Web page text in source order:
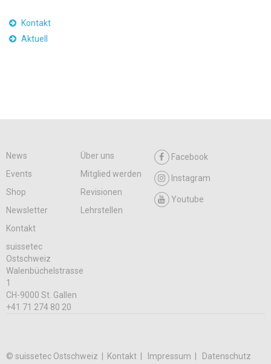
Kontakt
Aktuell
News
Über uns
Events
Mitglied werden
Shop
Revisionen
Newsletter
Lehrstellen
Kontakt
Facebook
Instagram
Youtube
suissetec
Ostschweiz
Walenbüchelstrasse
1
CH-9000 St. Gallen
+41 71 274 80 20
© suissetec Ostschweiz | Kontakt Impressum Datenschutz